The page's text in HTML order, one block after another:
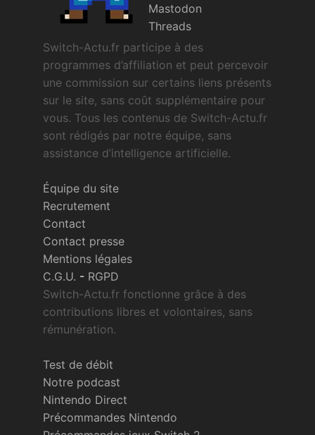
Mastodon
Threads
Switch-Actu.fr participe à des
programmes d’affiliation et peut percevoir
une commission sur certains liens présents
sur le site, sans coût supplémentaire pour
vous. Tous les contenus de Switch-Actu.fr
sont rédigés par notre équipe, sans
assistance d’intelligence artificielle.
Équipe du site
Recrutement
Contact
Contact presse
Mentions légales
C.G.U. - RGPD
Switch-Actu.fr fonctionne grâce à des
contributions libres et volontaires, sans
rémunération.
Test de débit
Notre podcast
Nintendo Direct
Précommandes Nintendo